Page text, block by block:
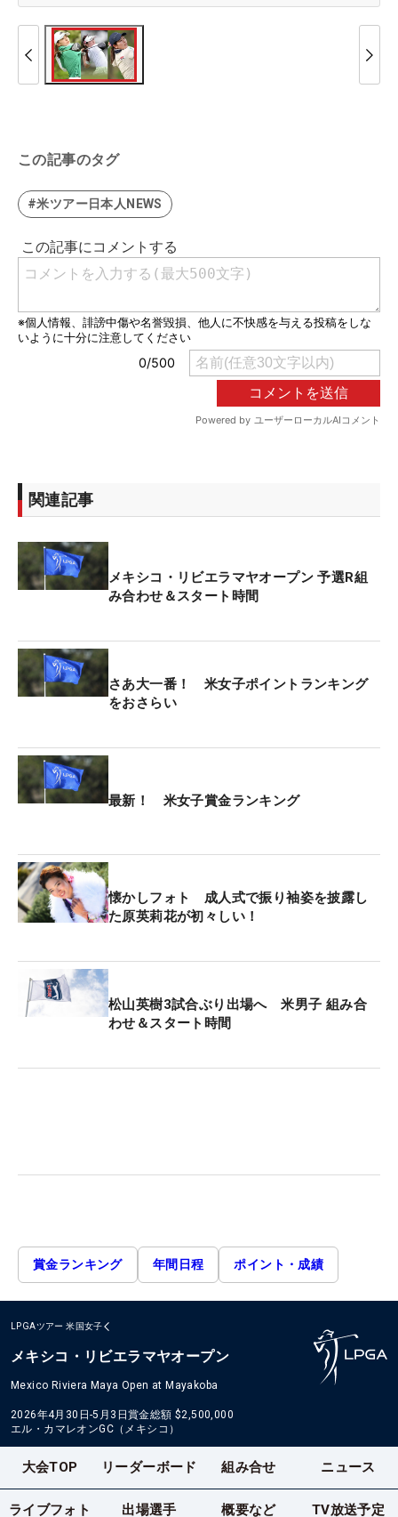
この記事のタグ
#米ツアー日本人NEWS
関連記事
メキシコ・リビエラマヤオープン 予選R組
み合わせ＆スタート時間
さあ大一番！ 米女子ポイントランキング
をおさらい
最新！ 米女子賞金ランキング
懐かしフォト 成人式で振り袖姿を披露し
た原英莉花が初々しい！
松山英樹3試合ぶり出場へ 米男子 組み合
わせ＆スタート時間
賞金ランキング 年間日程 ポイント・成績
LPGAツアー 米国女子
メキシコ・リビエラマヤオープン
Mexico Riviera Maya Open at Mayakoba
2026年4月30日-5月3日賞金総額 $2,500,000
エル・カマレオンGC（メキシコ）
大会TOP リーダーボード 組み合せ ニュース
ライブフォト 出場選手 概要など TV放送予定